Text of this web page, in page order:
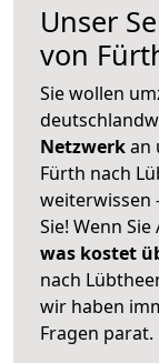
Unser
von
Sie wollen
Netzwerkan
Fürth nach
weiterwissen
Sie! Wenn
was kostet
nach
wir haben
Fragen parat.